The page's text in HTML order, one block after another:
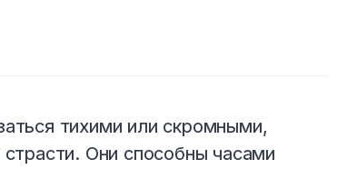
тихими или скромными,
Они способны часами